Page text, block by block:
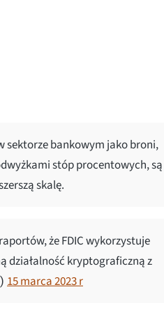
sektorze bankowym jako broni,
stóp procentowych, są
skalę.
że FDIC wykorzystuje
działalność kryptograficzną z
15 marca 2023 r